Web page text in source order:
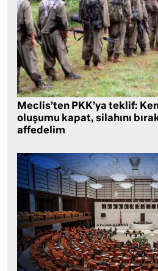
Meclis’ten PKK’ya teklif:
oluşumu kapat, silahını
affedelim